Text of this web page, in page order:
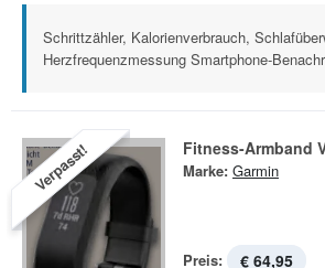
Schrittzähler, Kalorienverbrauch,
Herzfrequenzmessung Smartphone-
Verpasst! Fitness-Armband
Marke: Garmin
Preis: € 64,95